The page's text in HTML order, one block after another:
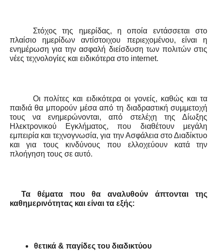
Στόχος της ημερίδας, η οποία εντάσσεται στο
πλαίσιο ημερίδων αντίστοιχου περιεχομένου, είναι η
ενημέρωση για την ασφαλή διείσδυση των πολιτών στις
νέες τεχνολογίες και ειδικότερα στο internet.
Οι πολίτες και ειδικότερα οι γονείς, καθώς και τα
παιδιά θα μπορούν μέσα από τη διαδραστική συμμετοχή
τους να ενημερώνονται, από στελέχη της Δίωξης
Ηλεκτρονικού Εγκλήματος, που διαθέτουν μεγάλη
εμπειρία και τεχνογνωσία, για την Ασφάλεια στο Διαδίκτυο
και για τους κινδύνους που ελλοχεύουν κατά την
πλοήγηση τους σε αυτό.
Τα θέματα που θα αναλυθούν άπτονται της
καθημερινότητας και είναι τα εξής:
θετικά & παγίδες του διαδικτύου